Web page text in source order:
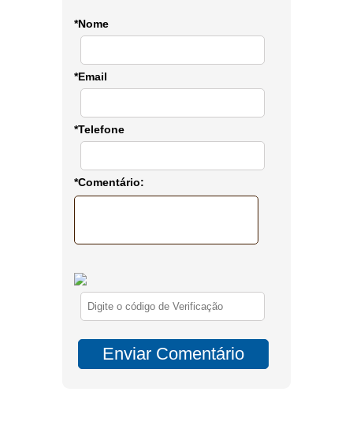
*Nome
*Email
*Telefone
*Comentário: